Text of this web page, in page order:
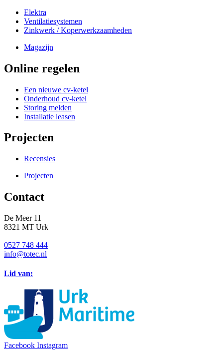
Elektra
Ventilatiesystemen
Zinkwerk / Koperwerkzaamheden
Magazijn
Online regelen
Een nieuwe cv-ketel
Onderhoud cv-ketel
Storing melden
Installatie leasen
Projecten
Recensies
Projecten
Contact
De Meer 11
8321 MT Urk
0527 748 444
info@totec.nl
Lid van:
Facebook Instagram